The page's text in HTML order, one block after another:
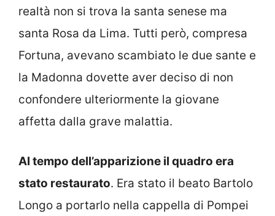
realtà non si trova la santa senese ma
santa Rosa da Lima. Tutti però, compresa
Fortuna, avevano scambiato le due sante e
la Madonna dovette aver deciso di non
confondere ulteriormente la giovane
affetta dalla grave malattia.
Al tempo dell’apparizione il quadro era
stato restaurato. Era stato il beato Bartolo
Longo a portarlo nella cappella di Pompei